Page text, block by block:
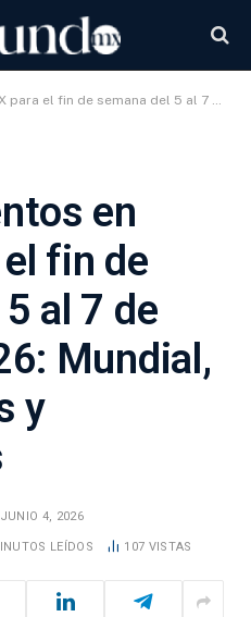
del 5 al 7 de junio de 2026: Mundial, donas gratis y dinosaurios
en
fin de
al 7 de
Mundial,
y
JUNIO 4, 2026
LEÍDOS 107 VISTAS